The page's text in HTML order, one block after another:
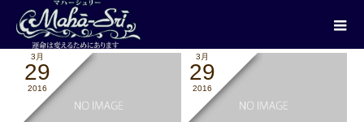
3月
29
2016
3月
29
2016